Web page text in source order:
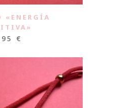
«ENERGÍA
€